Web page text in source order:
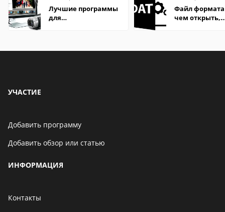
Лучшие программы
для
Файл формата
чем открыть,
УЧАСТИЕ
Добавить программу
Добавить обзор или статью
ИНФОРМАЦИЯ
Контакты